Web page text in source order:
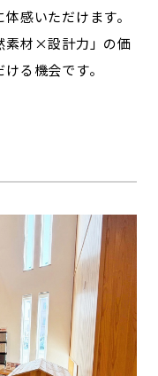
感いただけます。
素材×設計力」の価
る機会です。